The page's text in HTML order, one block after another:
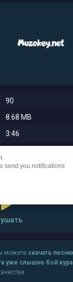
90
8.68 MB
3:46
2025-12-05 13:35:01
можете скачать
уже слышно бой
send you notifications